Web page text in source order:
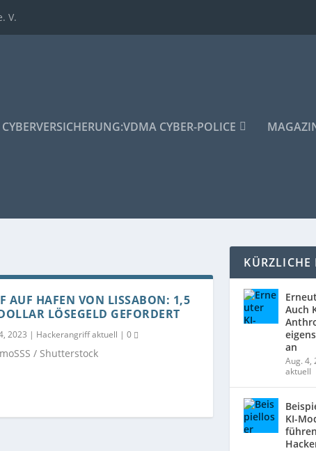
V.
CYBERVERSICHERUNG:VDMA CYBER-POLICE
AUF HAFEN VON LISSABON: 1,5
LÖSEGELD GEFORDERT
2023 | Hackerangriff aktuell | 0
/ Shutterstock
KÜRZLICHE
Auch
an
Aug. 4,
aktuell
KI-